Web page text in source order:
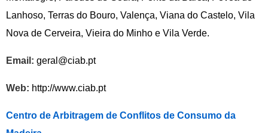
Lanhoso, Terras do Bouro, Valença, Viana do Castelo, Vila
Nova de Cerveira, Vieira do Minho e Vila Verde.
Email: geral@ciab.pt
Web: http://www.ciab.pt
Centro de Arbitragem de Conflitos de Consumo da